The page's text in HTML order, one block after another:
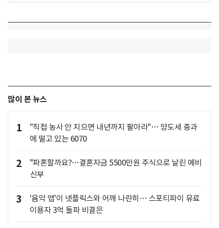
많이 본 뉴스
1
"직접 농사 안 지으면 내년까지 팔아라"… 양도세 중과
에 떨고 있는 6070
2
"파혼할까요?…결혼자금 5500만원 주식으로 날린 예비
신부
3
'음악 앱'이 넷플릭스와 어깨 나란히… 스포티파이 유료
이용자 3억 돌파 비결은